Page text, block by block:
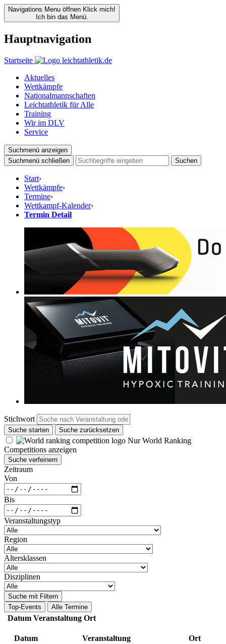
Navigations Menu öffnen Klick mich!
Ich bin das Menü.
Hauptnavigation
Startseite
Aktuelles
Wettkämpfe
Nationalmannschaften
Leichtathletik für Alle
Training
Wir im DLV
Service
Suchmenü anzeigen
Suchmenü schließen
Suchen
Start›
Wettkämpfe›
Termine›
Wettkampf-Kalender›
Termin Detail
Stichwort
Suche starten Suche zurücksetzen
Nur World Ranking
Competitions anzeigen
Suche verfeinern
Zeitraum
Von
Bis
Veranstaltungstyp
Region
Altersklassen
Disziplinen
Suche mit Filtern
Top-Events
Alle Termine
Datum Veranstaltung Ort
Datum Veranstaltung
Ort